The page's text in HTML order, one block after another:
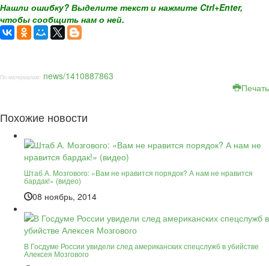
Нашли ошибку? Выделите текст и нажмите Ctrl+Enter,
чтобы сообщить нам о ней.
По материалам: news/1410887863
Печать
Похожие новости
Штаб А. Мозгового: «Вам не нравится порядок? А нам не нравится
бардак!» (видео)
08 ноябрь, 2014
В Госдуме России увидели след американских спецслужб в убийстве
Алексея Мозгового